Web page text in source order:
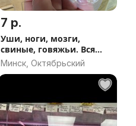
7 р.
Уши, ноги, мозги,
свиные, говяжьи. Вся
линейка говяжьих и
свиных субпродуктов.
Деликатесы. Сало и тд
Минск, Октябрьский